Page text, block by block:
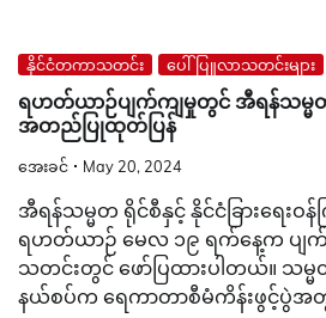
နိုင်ငံတကာသတင်း ပေါ်ပြူလာသတင်းများ
ရဟတ်ယာဉ်ပျက်ကျမှုတွင် အီရန်သမ္မ
အတည်ပြုထုတ်ပြန်
အေးခင် May 20, 2024
အီရန်သမ္မတ ရိုင်စီနှင့် နိုင်ငံခြားရေးဝ
ရဟတ်ယာဉ် မေလ ၁၉ ရက်နေ့က ပျက်က
သတင်းတွင် ဖော်ပြထားပါတယ်။ သမ္
နယ်စပ်က ရေကာတာစီမံကိန်းဖွင့်ပွဲအ